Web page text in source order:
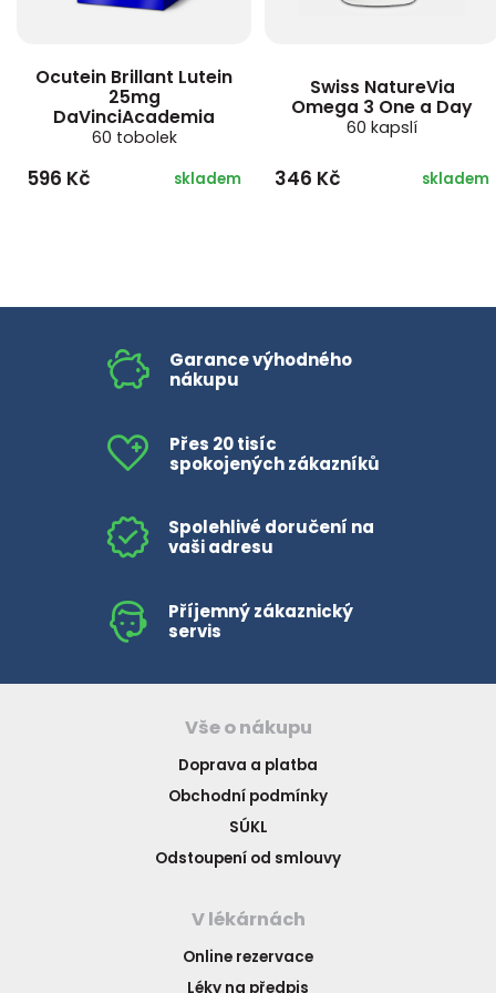
Ocutein Brillant Lutein
25mg
DaVinciAcademia
60 tobolek
596 Kč skladem
Swiss NatureVia
Omega 3 One a Day
60 kapslí
346 Kč skladem
Garance výhodného
nákupu
Přes 20 tisíc
spokojených zákazníků
Spolehlivé doručení na
vaši adresu
Příjemný zákaznický
servis
Vše o nákupu
Doprava a platba
Obchodní podmínky
SÚKL
Odstoupení od smlouvy
V lékárnách
Online rezervace
Léky na předpis